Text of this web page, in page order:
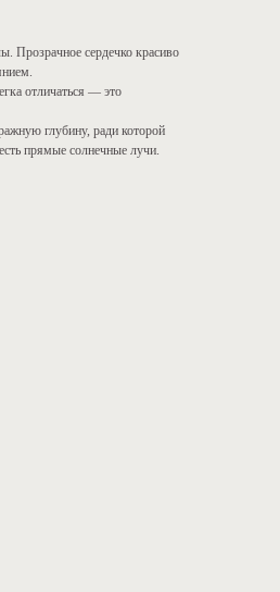
Прозрачное сердечко красиво
отличаться — это
глубину, ради которой
прямые солнечные лучи.